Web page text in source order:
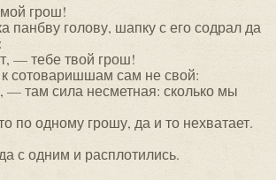
грош!
панбву голову, шапку с его содрал да
— тебе твой грош!
сотоваришшам сам не свой:
там сила несметная: сколько мы
по одному грошу, да и то нехватает.
с одним и расплотились.